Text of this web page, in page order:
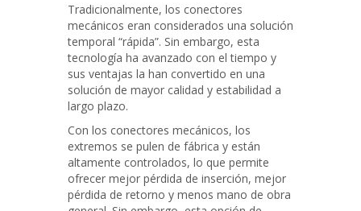
Tradicionalmente, los conectores
mecánicos eran considerados una solución
temporal “rápida”. Sin embargo, esta
tecnología ha avanzado con el tiempo y
sus ventajas la han convertido en una
solución de mayor calidad y estabilidad a
largo plazo.
Con los conectores mecánicos, los
extremos se pulen de fábrica y están
altamente controlados, lo que permite
ofrecer mejor pérdida de inserción, mejor
pérdida de retorno y menos mano de obra